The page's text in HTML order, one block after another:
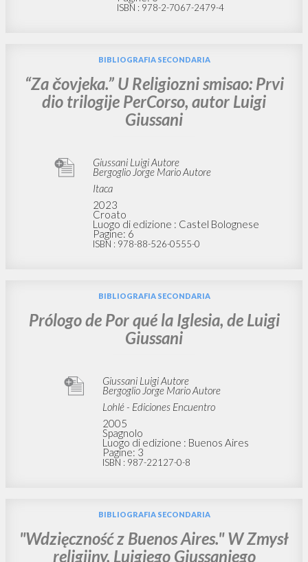
ISBN : 978-2-7067-2479-4
BIBLIOGRAFIA SECONDARIA
“Za čovjeka.” U Religiozni smisao: Prvi
dio trilogije PerCorso, autor Luigi
Giussani
Giussani Luigi Autore
Bergoglio Jorge Mario Autore
Itaca
2023
Croato
Luogo di edizione : Castel Bolognese
Pagine: 6
ISBN : 978-88-526-0555-0
BIBLIOGRAFIA SECONDARIA
Prólogo de Por qué la Iglesia, de Luigi
Giussani
Giussani Luigi Autore
Bergoglio Jorge Mario Autore
Lohlé - Ediciones Encuentro
2005
Spagnolo
Luogo di edizione : Buenos Aires
Pagine: 3
ISBN : 987-22127-0-8
BIBLIOGRAFIA SECONDARIA
"Wdzięczność z Buenos Aires." W Zmysł
religijny, Luigiego Giussaniego